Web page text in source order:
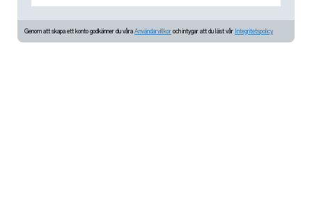
Genom att skapa ett konto godkänner du våra Användarvillkor och intygar att du läst vår Integritetspolicy.